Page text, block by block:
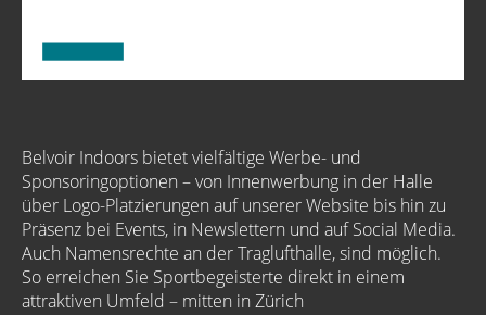
Belvoir Indoors bietet vielfältige Werbe- und
Sponsoringoptionen – von Innenwerbung in der Halle
über Logo-Platzierungen auf unserer Website bis hin zu
Präsenz bei Events, in Newslettern und auf Social Media.
Auch Namensrechte an der Traglufthalle, sind möglich.
So erreichen Sie Sportbegeisterte direkt in einem
attraktiven Umfeld – mitten in Zürich